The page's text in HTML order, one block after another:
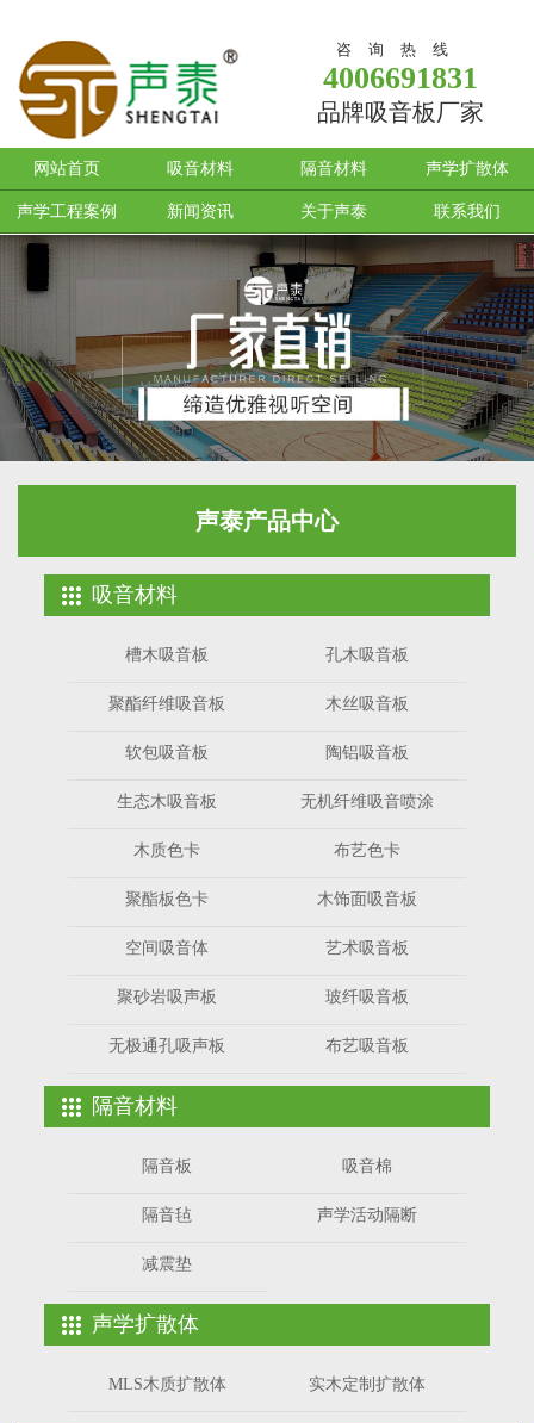
咨询热线
4006691831
品牌吸音板厂家
网站首页 吸音材料 隔音材料 声学扩散体
声学工程案例 新闻资讯 关于声泰 联系我们
声泰产品中心
吸音材料
槽木吸音板 孔木吸音板
聚酯纤维吸音板 木丝吸音板
软包吸音板 陶铝吸音板
生态木吸音板 无机纤维吸音喷涂
木质色卡 布艺色卡
聚酯板色卡 木饰面吸音板
空间吸音体 艺术吸音板
聚砂岩吸声板 玻纤吸音板
无极通孔吸声板 布艺吸音板
隔音材料
隔音板 吸音棉
隔音毡 声学活动隔断
减震垫
声学扩散体
MLS木质扩散体 实木定制扩散体